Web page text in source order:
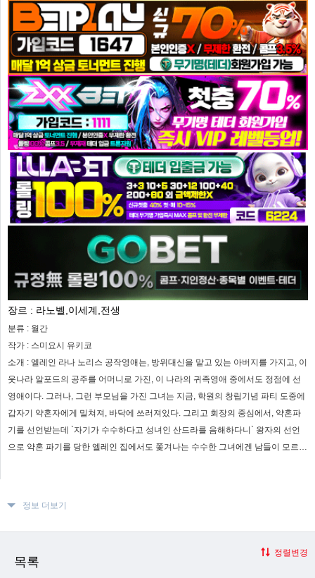
장르 : 라노벨,이세계,전생
분류 : 월간
작가 : 스미요시 유키코
소개 : 엘레인 라나 노리스 공작영애는, 방위대신을 맡고 있는 아버지를 가지고, 이
웃나라 알포드의 공주를 어머니로 가진, 이 나라의 귀족영애 중에서도 정점에 선
영애이다. 그러나, 그런 부모님을 가진 그녀는 지금, 학원의 창립기념 파티 도중에
갑자기 약혼자에게 밀쳐져, 바닥에 쓰러져있다. 그리고 회장의 중심에서, 약혼파
기를 선언받는데 `자기가 수수하다고 성녀인 산드라를 음해하다니` 왕자의 선언
으로 약혼 파기를 당한 엘레인 집에서도 쫓겨나는 수수한 그녀에겐 남들이 모르는
정보 더보기
목록
정렬변경